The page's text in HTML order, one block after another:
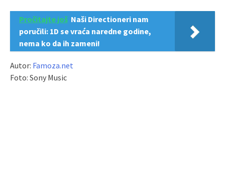
Pročitajte još Naši Directioneri nam
poručili: 1D se vraća naredne godine,
nema ko da ih zameni!
Autor: Famoza.net
Foto: Sony Music